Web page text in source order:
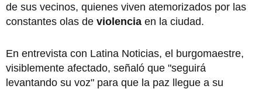
de sus vecinos, quienes viven atemorizados por las
constantes olas de violencia en la ciudad.
En entrevista con Latina Noticias, el burgomaestre,
visiblemente afectado, señaló que "seguirá
levantando su voz" para que la paz llegue a su